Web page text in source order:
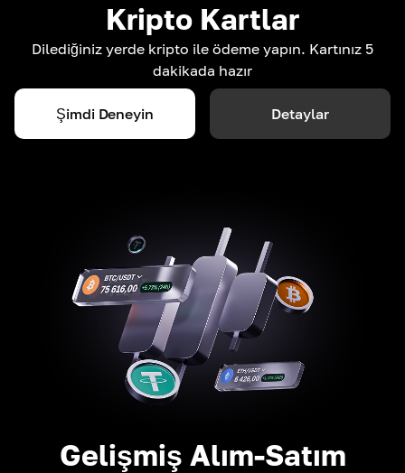
Kripto Kartlar
Dilediğiniz yerde kripto ile ödeme yapın. Kartınız 5
dakikada hazır
Şimdi Deneyin Detaylar
Gelişmiş Alım-Satım